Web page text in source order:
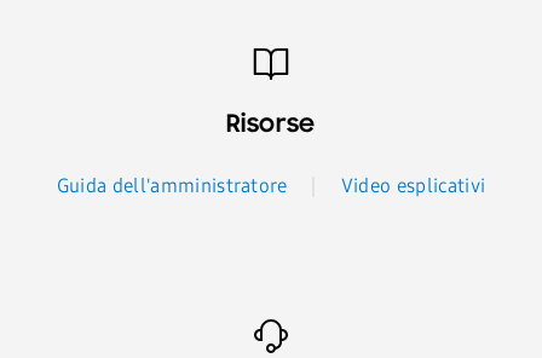
Risorse
Guida dell'amministratore Video esplicativi